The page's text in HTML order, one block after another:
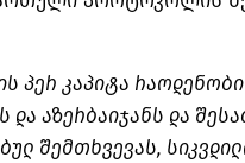
პერ კაპიტა
აზერბაიჯანს და
შემთხვევას,